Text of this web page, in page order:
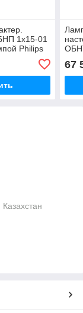
1х15-01
Philips
67